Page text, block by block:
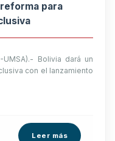
reforma para
Bolivia dará un
con el lanzamiento
Leer más